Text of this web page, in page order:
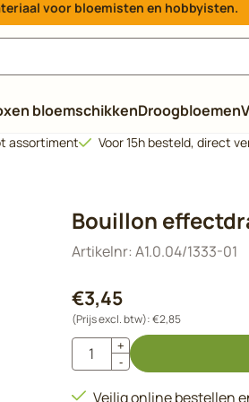
voor bloemisten en hobbyisten.
bloemschikkenDroogbloemen
assortiment
Voor 15h besteld, direct
Bouillon
Artikelnr: A1.0.04/1333-01
€3,45
(Prijs excl. btw):€2,85
Aantal
+
-
Veilig online bestellen